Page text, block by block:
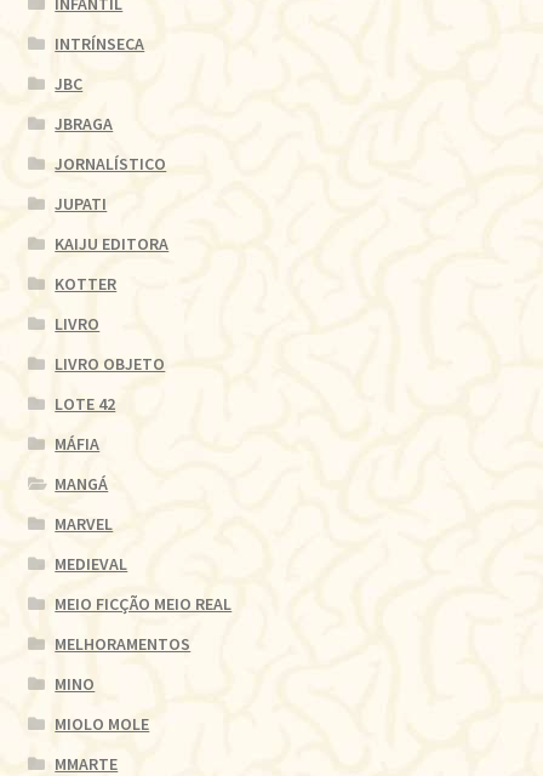
INTRÍNSECA
JBC
JBRAGA
JORNALÍSTICO
JUPATI
KAIJU EDITORA
KOTTER
LIVRO
LIVRO OBJETO
LOTE 42
MÁFIA
MANGÁ
MARVEL
MEDIEVAL
MEIO FICÇÃO MEIO REAL
MELHORAMENTOS
MINO
MIOLO MOLE
MMARTE